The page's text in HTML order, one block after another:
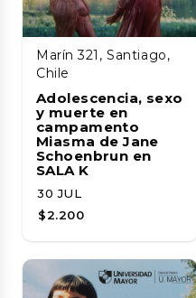
Marín 321, Santiago,
Chile
Adolescencia, sexo
y muerte en
campamento
Miasma de Jane
Schoenbrun en
SALA K
30 JUL
$2.200